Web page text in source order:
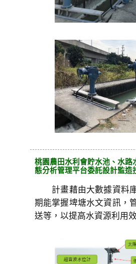
桃園農田水利會貯水池、水路
態分析管理平台委託設計監造
計畫藉由大數據資料庫
期能掌握埤塘水文資訊，
送等，以提高水資源利用